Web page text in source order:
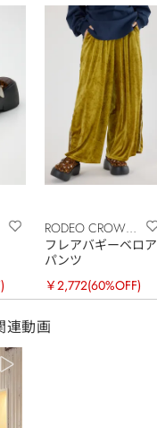
RODEO CROWNS
WIDE BOWL
フレアバギーベロア
パンツ
￥2,772(60%OFF)
連動画